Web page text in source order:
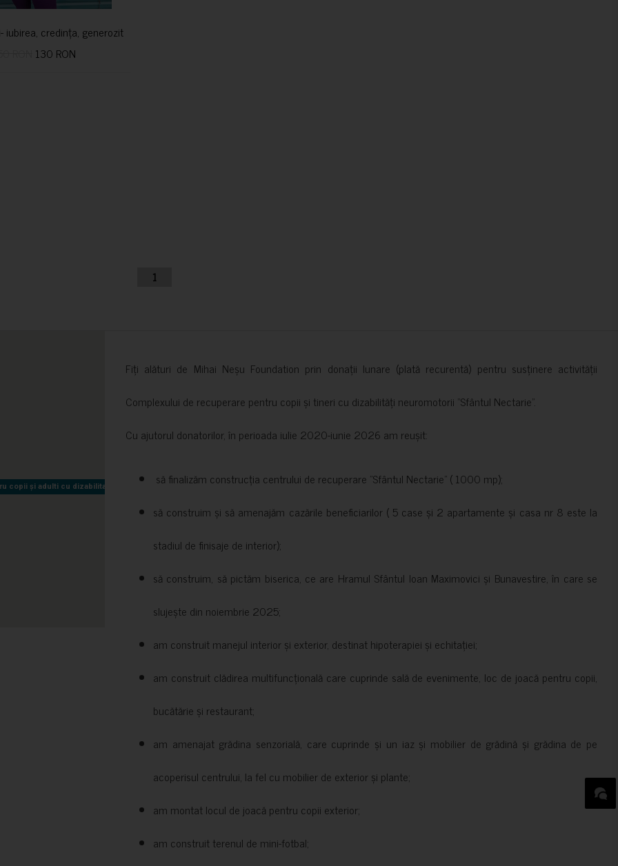
iubirea, credința, generozitatea vindecă
130 RON
1
copii și adulti cu dizabilitati neuromotorii Sfântul Nectarie
copii și adulti cu dizabilitati neuromotorii Sfântul Nectarie
Fiți alături de Mihai Neșu Foundation prin donații lunare (plată recurentă) pentru susținere activității
Complexului de recuperare pentru copii și tineri cu dizabilități neuromotorii ”Sfântul Nectarie”.
Cu ajutorul donatorilor, în perioada iulie 2020-iunie 2026 am reușit:
să finalizăm construcția centrului de recuperare ”Sfântul Nectarie” ( 1000 mp);
să construim și să amenajăm cazările beneficiarilor ( 5 case și 2 apartamente și casa nr 8 este la
stadiul de finisaje de interior);
să construim, să pictăm biserica, ce are Hramul Sfântul Ioan Maximovici și Bunavestire, în care se
slujește din noiembrie 2025;
am construit manejul interior și exterior, destinat hipoterapiei și echitației;
am construit clădirea multifuncțională care cuprinde sală de evenimente, loc de joacă pentru copii,
bucătărie și restaurant;
am amenajat grădina senzorială, care cuprinde și un iaz și mobilier de grădină și grădina de pe
acoperisul centrului, la fel cu mobilier de exterior și plante;
am montat locul de joacă pentru copii exterior;
am construit terenul de mini-fotbal;